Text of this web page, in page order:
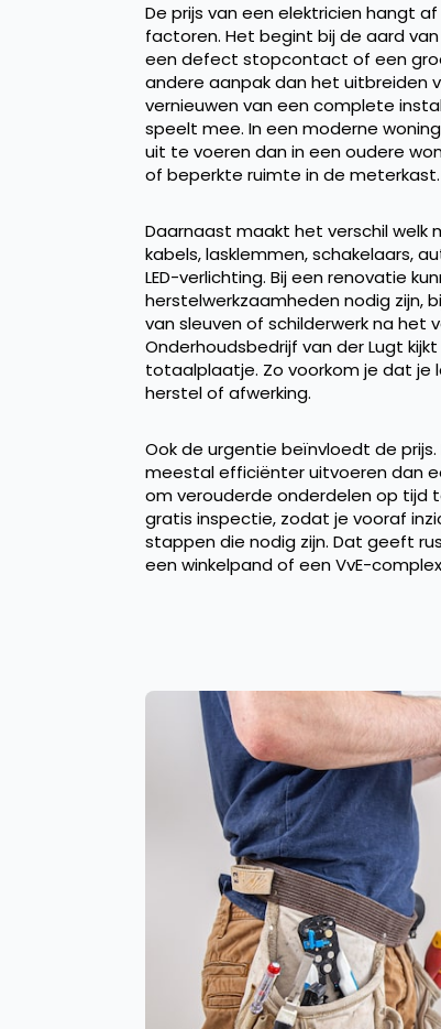
De prijs van een elektricien hangt
factoren. Het begint bij de aard van
een defect stopcontact of een
andere aanpak dan het uitbreiden
vernieuwen van een complete
speelt mee. In een moderne
uit te voeren dan in een oudere
of beperkte ruimte in de meterkast.
Daarnaast maakt het verschil welk
kabels, lasklemmen, schakelaars,
LED-verlichting. Bij een renovatie
herstelwerkzaamheden nodig zijn,
van sleuven of schilderwerk na het
Onderhoudsbedrijf van der Lugt
totaalplaatje. Zo voorkom je dat je
herstel of afwerking.
Ook de urgentie beïnvloedt de
meestal efficiënter uitvoeren dan
om verouderde onderdelen op tijd
gratis inspectie, zodat je vooraf
stappen die nodig zijn. Dat geeft
een winkelpand of een VvE-